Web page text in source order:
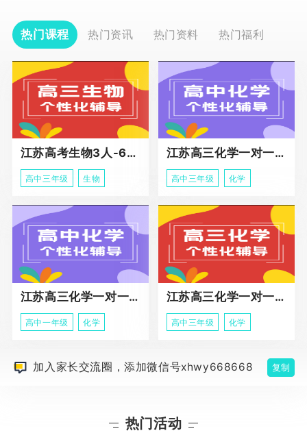
热门课程 热门资讯 热门资料 热门福利
江苏高考生物3人-6人小班助力课程
高中三年级 生物
江苏高三化学一对一个性化冲刺辅导
高中三年级 化学
江苏高三化学一对一个性化辅导
高中一年级 化学
江苏高三化学一对一冲刺辅导课程
高中三年级 化学
加入家长交流圈，添加微信号xhwy668668 复制
热门活动